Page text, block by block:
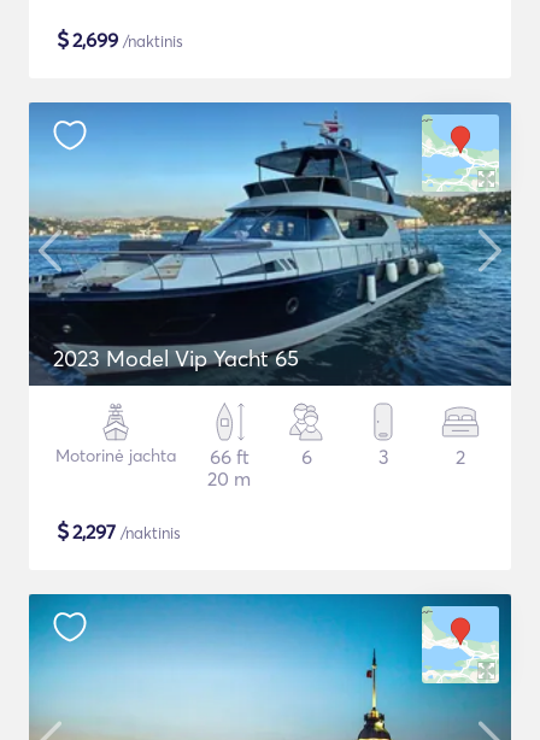
$2,699 /naktinis
2023 Model Vip Yacht 65
Motorinė jachta
66 ft
20 m
6 3 2
$2,297 /naktinis